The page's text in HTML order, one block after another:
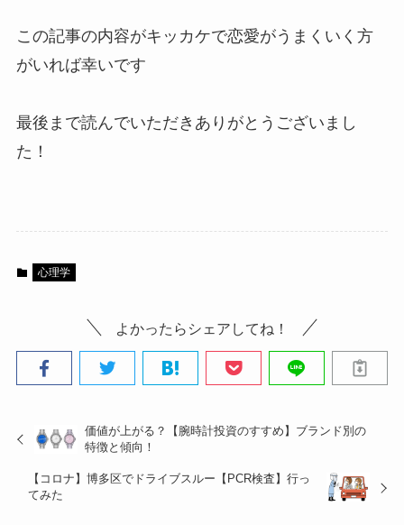
この記事の内容がキッカケで恋愛がうまくいく方
がいれば幸いです
最後まで読んでいただきありがとうございまし
た！
心理学
よかったらシェアしてね！
価値が上がる？【腕時計投資のすすめ】ブランド別の
特徴と傾向！
【コロナ】博多区でドライブスルー【PCR検査】行っ
てみた